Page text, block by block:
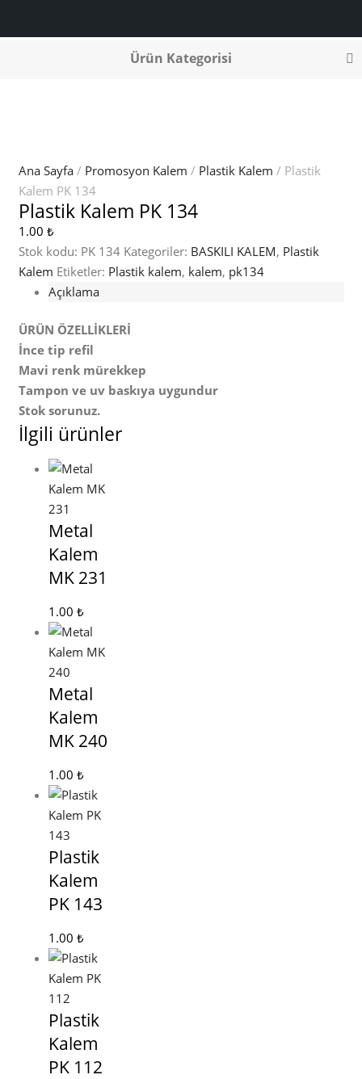
Ürün Kategorisi
Ana Sayfa/ Promosyon Kalem / Plastik Kalem / Plastik
Kalem PK 134
Plastik Kalem PK 134
1.00 ₺
Stok kodu: PK 134 Kategoriler: BASKILI KALEM, Plastik
Kalem Etiketler: Plastik kalem, kalem, pk134
Açıklama
ÜRÜN ÖZELLİKLERİ
İnce tip refil
Mavi renk mürekkep
Tampon ve uv baskıya uygundur
Stok sorunuz.
İlgili ürünler
Metal
Kalem
MK 231
1.00 ₺
Metal
Kalem
MK 240
1.00 ₺
Plastik
Kalem
PK 143
1.00 ₺
Plastik
Kalem
PK 112